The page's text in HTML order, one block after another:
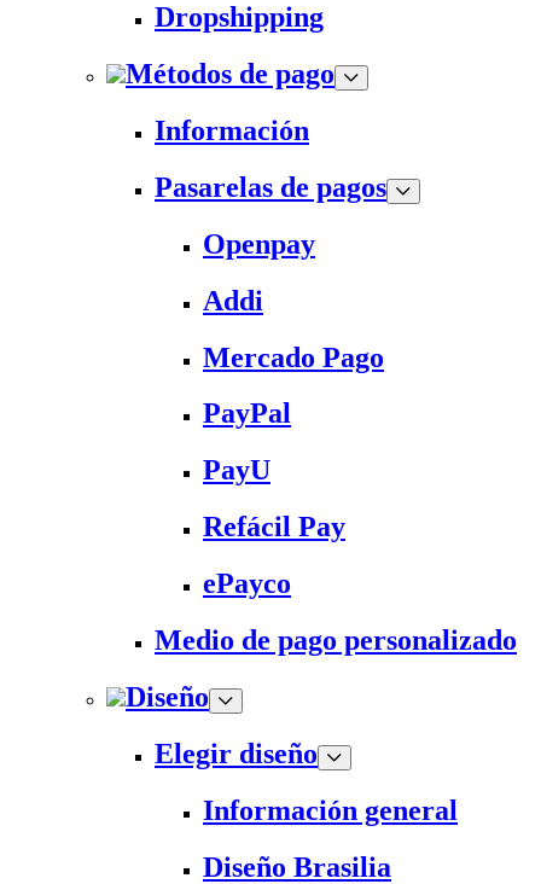
Dropshipping
Métodos de pago
Información
Pasarelas de pagos
Openpay
Addi
Mercado Pago
PayPal
PayU
Refácil Pay
ePayco
Medio de pago personalizado
Diseño
Elegir diseño
Información general
Diseño Brasilia